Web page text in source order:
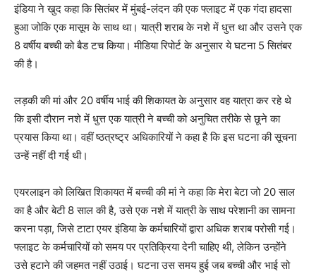
इंडिया ने खुद कहा कि सितंबर में मुंबई-लंदन की एक फ्लाइट में एक गंदा हादसा
हुआ जोकि एक मासूम के साथ था। यात्री शराब के नशे में धुत्त था और उसने एक
8 वर्षीय बच्ची को बैड टच किया। मीडिया रिपोर्ट के अनुसार ये घटना 5 सितंबर
की है।
लड़की की मां और 20 वर्षीय भाई की शिकायत के अनुसार वह यात्रा कर रहे थे
कि इसी दौरान नशे में धुत्त एक यात्री ने बच्ची को अनुचित तरीके से छूने का
प्रयास किया था। वहीं ष्ठत्रष्ट्र अधिकारियों ने कहा है कि इस घटना की सूचना
उन्हें नहीं दी गई थी।
एयरलाइन को लिखित शिकायत में बच्ची की मां ने कहा कि मेरा बेटा जो 20 साल
का है और बेटी 8 साल की है, उसे एक नशे में यात्री के साथ परेशानी का सामना
करना पड़ा, जिसे टाटा एयर इंडिया के कर्मचारियों द्वारा अधिक शराब परोसी गई।
फ्लाइट के कर्मचारियों को समय पर प्रतिक्रिया देनी चाहिए थी, लेकिन उन्होंने
उसे हटाने की जहमत नहीं उठाई। घटना उस समय हुई जब बच्ची और भाई सो